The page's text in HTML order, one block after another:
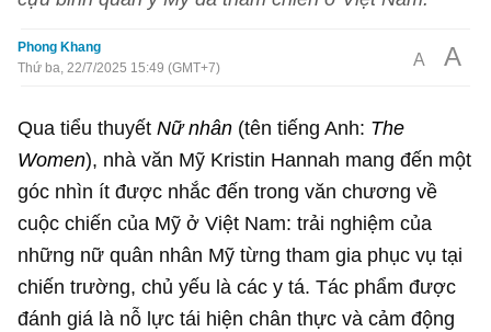
Phong Khang
Thứ ba, 22/7/2025 15:49 (GMT+7)
A A
Qua tiểu thuyếtNữ nhân (tên tiếng Anh: The
Women), nhà văn Mỹ Kristin Hannah mang đến một
góc nhìn ít được nhắc đến trong văn chương về
cuộc chiến của Mỹ ở Việt Nam: trải nghiệm của
những nữ quân nhân Mỹ từng tham gia phục vụ tại
chiến trường, chủ yếu là các y tá. Tác phẩm được
đánh giá là nỗ lực tái hiện chân thực và cảm động